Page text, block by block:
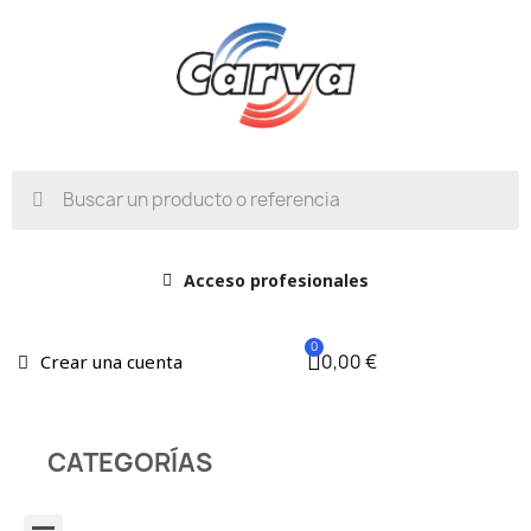
Acceso profesionales
Crear una cuenta 0,00 €
CATEGORÍAS